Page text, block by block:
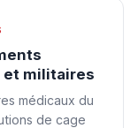
et militaires
médicaux du
de cage